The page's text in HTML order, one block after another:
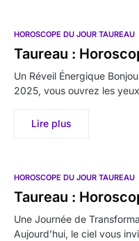
HOROSCOPE DU JOUR TAUREAU
Taureau :
Un Réveil Énergique
2025, vous ouvrez les
Lire plus
HOROSCOPE DU JOUR TAUREAU
Taureau :
Une Journée de
Aujourd’hui, le ciel vous